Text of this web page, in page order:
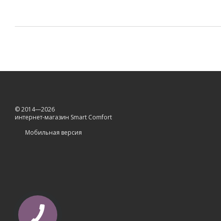
© 2014—2026
интернет-магазин Smart Comfort
Мобильная версия